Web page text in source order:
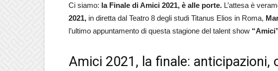
Ci siamo: la Finale di Amici 2021, è alle porte. L’attesa è
2021, in diretta dal Teatro 8 degli studi Titanus Elios in Roma,
l’ultimo appuntamento di questa stagione del talent show
Amici 2021, la finale: anticipazioni,